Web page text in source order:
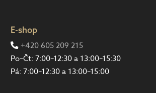
E-shop
+420 605 209 215
Po–Čt: 7:00–12:30 a 13:00–15:30
Pá: 7:00–12:30 a 13:00–15:00